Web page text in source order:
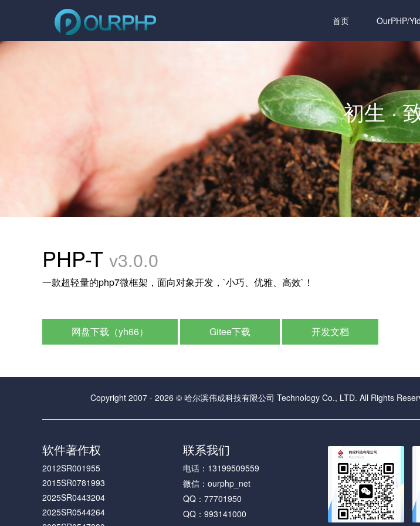
首页 OurPHP/
初生 ·
PHP-T v3.0.0
一款超轻量的php7微框架，面向对象开发，`小巧、优雅、高效`！
网盘下载（yh66） Gitee下载 开发文档
Copyright 2007 - 2026 © 哈尔滨伟成科技有限公司 Technology Co., LTD. All Rights
软件著作权
2012SR001955
2015SR0781993
2025SR0443204
2025SR0544264
联系我们
电话：13199509559
微信：ourphp_net
QQ：77701950
QQ：993141000